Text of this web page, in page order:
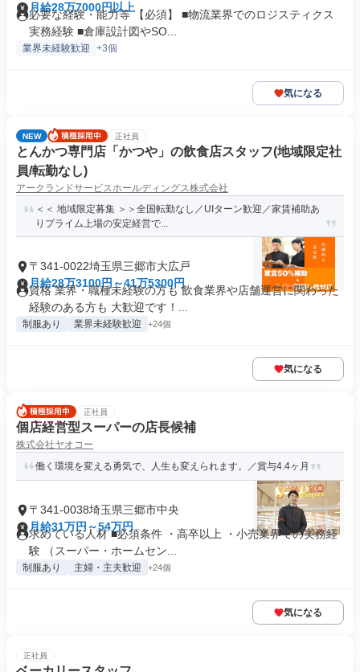
月給28万7000円以上
必要な経験・能力等 【必須】 ■物流業界でのロジスティクス
実務経験 ■倉庫設計図やSO...
業界未経験歓迎 +3個
気になる
NEW 正社員
とんかつ専門店「かつや」の飲食店スタッフ(地域限定社
員/転勤なし)
アークランドサービスホールディングス株式会社
＜＜ 地域限定募集 ＞＞全国転勤なし／UIターン歓迎／家賃補助あ
りプライム上場の安定経営で...
〒341-0022埼玉県三郷市大広戸
月給28万3100円～41万5300円
資格 業界・職種未経験の方も 飲食業界や店舗運営に関わった
経験のある方も 大歓迎です！...
制服あり 業界未経験歓迎 +24個
気になる
正社員
個店経営型スーパーの店長候補
株式会社ヤオコー
働く環境を変える勇気で、人生も変えられます。／賞与4.4ヶ月
〒341-0038埼玉県三郷市中央
月給31万円～54万円
求めている人材 ■必須条件 ・高卒以上 ・小売業界での実務経
験 （スーパー・ホームセン...
制服あり 主婦・主夫歓迎 +24個
気になる
正社員